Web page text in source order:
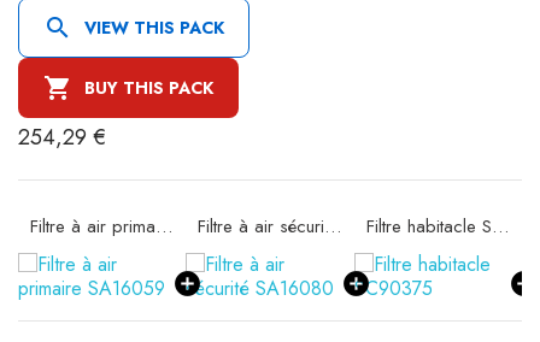
 VIEW THIS PACK
 BUY THIS PACK
254,29 €
Filtre à air primaire SA16059 Filtre à air sécurité SA16080 Filtre habitacle SC90375